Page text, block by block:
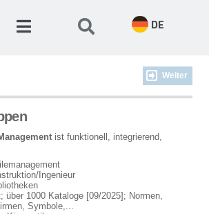
DE
Weiter
ist funktionell, integrierend,
Ingenieur
über 1000 Kataloge [09/2025]; Normen,
Symbole,...